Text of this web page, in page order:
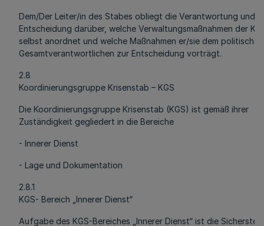
Dem/Der Leiter/in des Stabes obliegt die Verantwortung und
Entscheidung darüber, welche Verwaltungsmaßnahmen der
selbst anordnet und welche Maßnahmen er/sie dem politischen
Gesamtverantwortlichen zur Entscheidung vorträgt.
2.8
Koordinierungsgruppe Krisenstab – KGS
Die Koordinierungsgruppe Krisenstab (KGS) ist gemäß ihrer
Zuständigkeit gegliedert in die Bereiche
- Innerer Dienst
- Lage und Dokumentation
2.8.1
KGS- Bereich „Innerer Dienst“
Aufgabe des KGS-Bereiches „Innerer Dienst“ ist die